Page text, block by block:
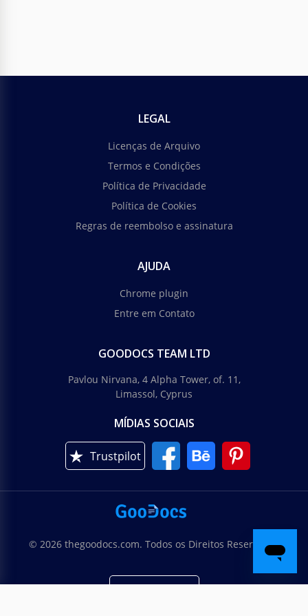
LEGAL
Licenças de Arquivo
Termos e Condições
Política de Privacidade
Política de Cookies
Regras de reembolso e assinatura
AJUDA
Chrome plugin
Entre em Contato
GOODOCS TEAM LTD
Pavlou Nirvana, 4 Alpha Tower, of. 11,
Limassol, Cyprus
MÍDIAS SOCIAIS
Trustpilot
© 2026 thegoodocs.com. Todos os Direitos Reservados
Português